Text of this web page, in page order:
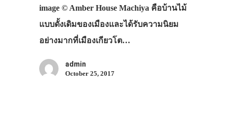
image © Amber House Machiya คือบ้านไม้
แบบดั้งเดิมของเมืองและได้รับความนิยม
อย่างมากที่เมืองเกียวโต…
admin
October 25, 2017